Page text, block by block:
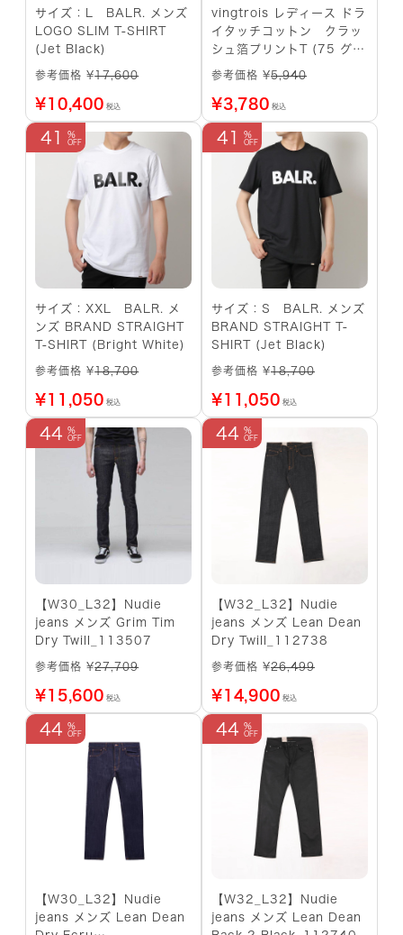
サイズ：L BALR. メンズ
LOGO SLIM T-SHIRT
(Jet Black)
参考価格 ¥17,600
¥10,400 税込
vingtrois レディース ドラ
イタッチコットン クラッ
シュ箔プリントT (75 グリ
ーン)
参考価格 ¥5,940
¥3,780 税込
41
サイズ：XXL BALR. メ
ンズ BRAND STRAIGHT
T-SHIRT (Bright White)
参考価格 ¥18,700
¥11,050 税込
41
サイズ：S BALR. メンズ
BRAND STRAIGHT T-
SHIRT (Jet Black)
参考価格 ¥18,700
¥11,050 税込
44
【W30_L32】Nudie
jeans メンズ Grim Tim
Dry Twill_113507
参考価格 ¥27,709
¥15,600 税込
44
【W32_L32】Nudie
jeans メンズ Lean Dean
Dry Twill_112738
参考価格 ¥26,499
¥14,900 税込
44
【W30_L32】Nudie
jeans メンズ Lean Dean
44
【W32_L32】Nudie
jeans メンズ Lean Dean